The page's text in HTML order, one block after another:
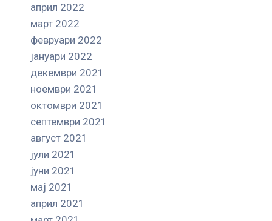
април 2022
март 2022
февруари 2022
јануари 2022
декември 2021
ноември 2021
октомври 2021
септември 2021
август 2021
јули 2021
јуни 2021
мај 2021
април 2021